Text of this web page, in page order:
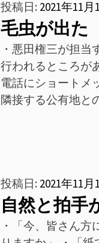
投稿日: 2021年11月
毛虫が出た
・悪田権三が担
行われるところが
電話にショートメ
隣接する公有地と
投稿日: 2021年11月
自然と拍手
・「今、皆さん